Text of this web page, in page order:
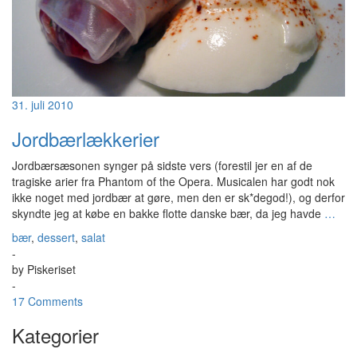
31. juli 2010
Jordbærlækkerier
Jordbærsæsonen synger på sidste vers (forestil jer en af de
tragiske arier fra Phantom of the Opera. Musicalen har godt nok
ikke noget med jordbær at gøre, men den er sk*degod!), og derfor
skyndte jeg at købe en bakke flotte danske bær, da jeg havde …
bær, dessert, salat
-
by Piskeriset
-
17 Comments
Kategorier